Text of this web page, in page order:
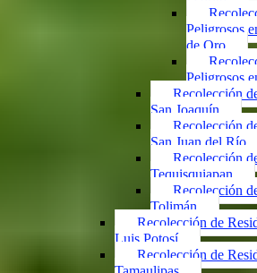
Peligrosos
de Oro
Peligrosos
Recolección
San Joaquín
Recolección
San Juan del Río
Recolección
Tequisquiapan
Recolección
Tolimán
Recolección de
Luis Potosí
Recolección de